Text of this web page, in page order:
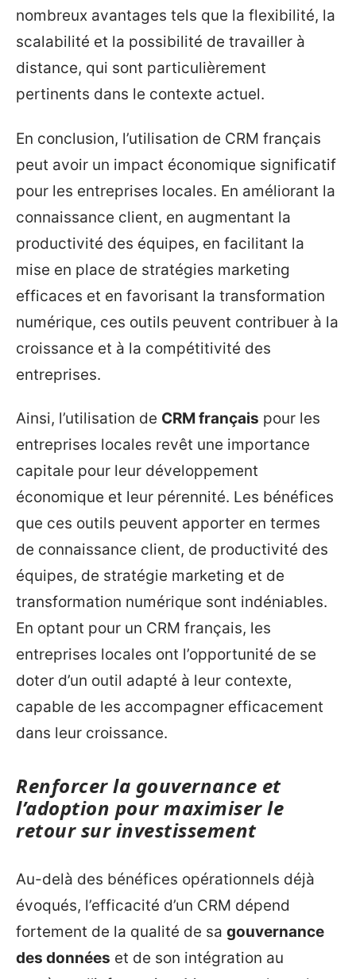
nombreux avantages tels que la flexibilité, la
scalabilité et la possibilité de travailler à
distance, qui sont particulièrement
pertinents dans le contexte actuel.
En conclusion, l’utilisation de CRM français
peut avoir un impact économique significatif
pour les entreprises locales. En améliorant la
connaissance client, en augmentant la
productivité des équipes, en facilitant la
mise en place de stratégies marketing
efficaces et en favorisant la transformation
numérique, ces outils peuvent contribuer à la
croissance et à la compétitivité des
entreprises.
Ainsi, l’utilisation de CRM français pour les
entreprises locales revêt une importance
capitale pour leur développement
économique et leur pérennité. Les bénéfices
que ces outils peuvent apporter en termes
de connaissance client, de productivité des
équipes, de stratégie marketing et de
transformation numérique sont indéniables.
En optant pour un CRM français, les
entreprises locales ont l’opportunité de se
doter d’un outil adapté à leur contexte,
capable de les accompagner efficacement
dans leur croissance.
Renforcer la gouvernance et
l’adoption pour maximiser le
retour sur investissement
Au-delà des bénéfices opérationnels déjà
évoqués, l’efficacité d’un CRM dépend
fortement de la qualité de sa gouvernance
des données et de son intégration au